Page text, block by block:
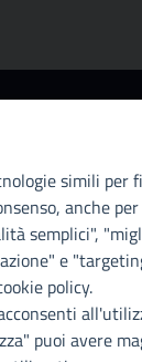
di
Palermo
simili per
anche
semplici",
e
policy.
puoi avere